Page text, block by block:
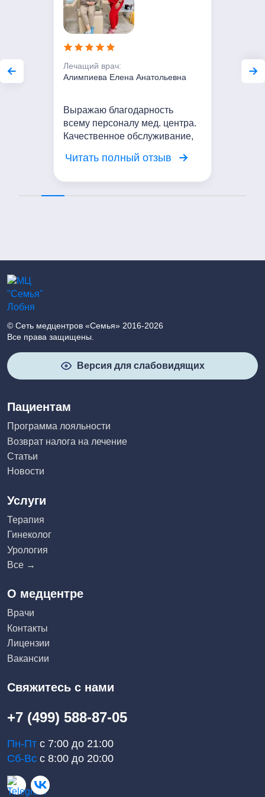
Лечащий врач:
Алимпиева Елена Анатольевна
Выражаю благодарность
всему персоналу мед. центра.
Качественное обслуживание,
довольна посещением центра!
Читать полный отзыв
© Сеть медцентров «Семья» 2016-2026
Все права защищены.
Версия для слабовидящих
Пациентам
Программа лояльности
Возврат налога на лечение
Статьи
Новости
Услуги
Терапия
Гинеколог
Урология
Все →
О медцентре
Врачи
Контакты
Лицензии
Вакансии
Свяжитесь с нами
+7 (499) 588-87-05
Пн-Пт с 7:00 до 21:00
Сб-Вс с 8:00 до 20:00